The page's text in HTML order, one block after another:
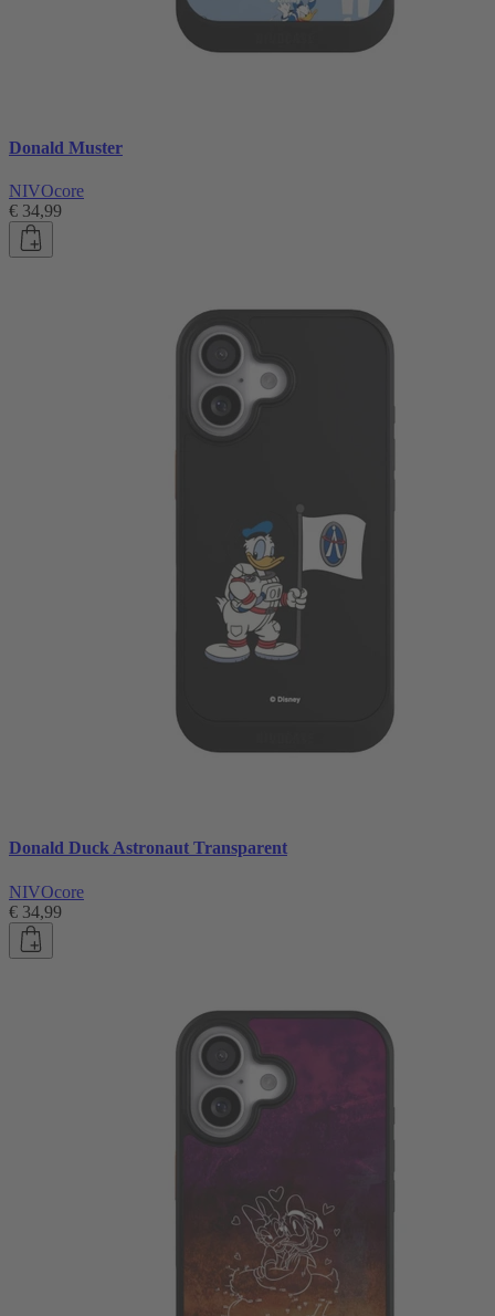
Donald Muster
NIVOcore
€ 34,99
Donald Duck Astronaut Transparent
NIVOcore
€ 34,99